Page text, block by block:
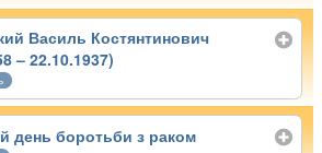
Василь Костянтинович
– 22.10.1937)
день боротьби з раком